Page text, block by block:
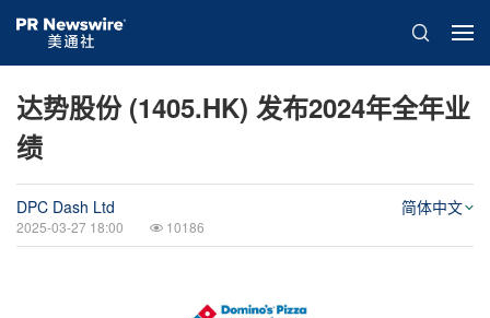
达势股份 (1405.HK) 发布2024年全年业
绩
DPC Dash Ltd
2025-03-27 18:00 10186
简体中文